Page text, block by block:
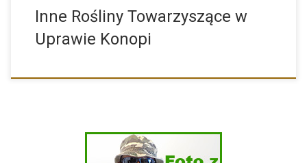
Inne Rośliny Towarzyszące w
Uprawie Konopi